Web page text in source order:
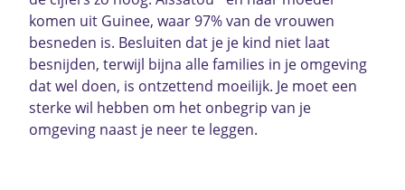
komen uit Guinee, waar 97% van de vrouwen
besneden is. Besluiten dat je je kind niet laat
besnijden, terwijl bijna alle families in je omgeving
dat wel doen, is ontzettend moeilijk. Je moet een
sterke wil hebben om het onbegrip van je
omgeving naast je neer te leggen.